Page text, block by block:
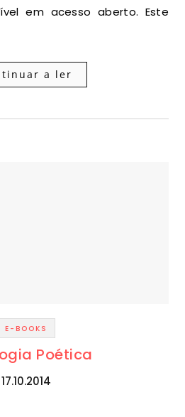
em acesso aberto. Este
a ler
E-BOOKS
Poética
17.10.2014